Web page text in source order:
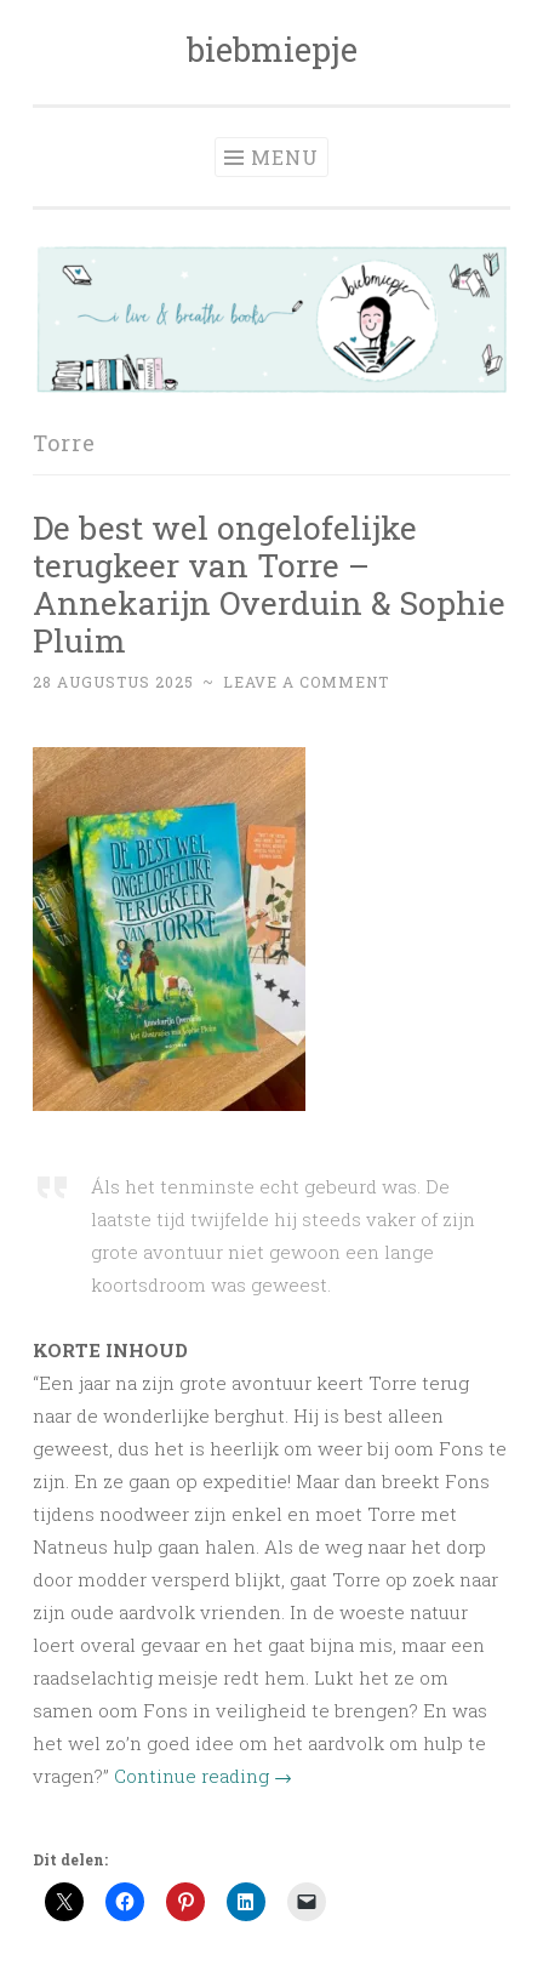
biebmiepje
MENU
Torre
De best wel ongelofelijke
terugkeer van Torre –
Annekarijn Overduin & Sophie
Pluim
28 AUGUSTUS 2025 ~ LEAVE A COMMENT
Áls het tenminste echt gebeurd was. De
laatste tijd twijfelde hij steeds vaker of zijn
grote avontuur niet gewoon een lange
koortsdroom was geweest.
KORTE INHOUD
“Een jaar na zijn grote avontuur keert Torre terug
naar de wonderlijke berghut. Hij is best alleen
geweest, dus het is heerlijk om weer bij oom Fons te
zijn. En ze gaan op expeditie! Maar dan breekt Fons
tijdens noodweer zijn enkel en moet Torre met
Natneus hulp gaan halen. Als de weg naar het dorp
door modder versperd blijkt, gaat Torre op zoek naar
zijn oude aardvolk vrienden. In de woeste natuur
loert overal gevaar en het gaat bijna mis, maar een
raadselachtig meisje redt hem. Lukt het ze om
samen oom Fons in veiligheid te brengen? En was
het wel zo’n goed idee om het aardvolk om hulp te
vragen?” Continue reading →
Dit delen: